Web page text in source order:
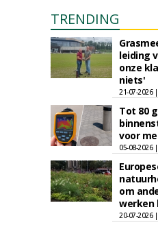
TRENDING
leiding
onze
niets'
21-07-2026 |
Tot 80
voor
05-08-2026
om
werken
20-07-2026 |